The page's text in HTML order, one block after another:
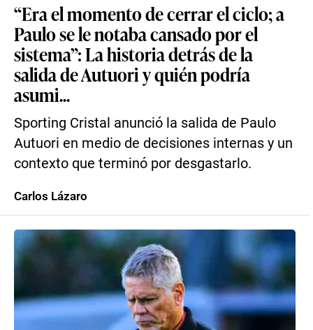
“Era el momento de cerrar el ciclo; a
Paulo se le notaba cansado por el
sistema”: La historia detrás de la
salida de Autuori y quién podría
asumi...
Sporting Cristal anunció la salida de Paulo
Autuori en medio de decisiones internas y un
contexto que terminó por desgastarlo.
Carlos Lázaro